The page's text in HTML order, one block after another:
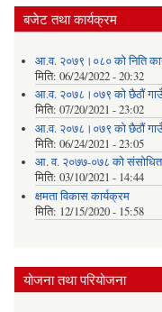
बजेट तथा कार्यक्रम
आ.व. २०७९।०८० को निति
मिति: 06/24/2022 - 20:32
आ.व. २०७८।०७९ को छैठौं गाउँ
मिति: 07/20/2021 - 23:02
आ.व. २०७८।०७९ को छैठौं
मिति: 06/24/2021 - 23:05
आ. व. २०७७-०७८ को संसोधित
मिति: 03/10/2021 - 14:44
क्षमता विकास कार्यक्रम
मिति: 12/15/2020 - 15:58
योजना तथा परियोजना